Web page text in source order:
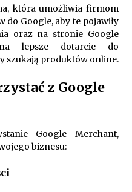
pompa ciepła – co
domu?
która umożliwia firmom
do Google, aby te pojawiły
oraz na stronie Google
lepsze dotarcie do
szukają produktów online.
z Google
Google Merchant,
biznesu: